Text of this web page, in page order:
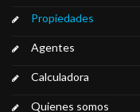
Propiedades
Agentes
Calculadora
Quienes somos